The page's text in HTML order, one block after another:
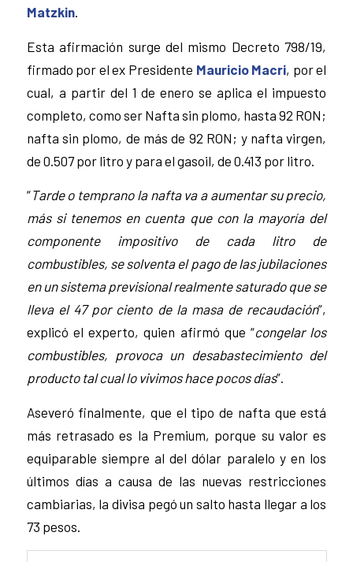
Matzkin.
Esta afirmación surge del mismo Decreto 798/19,
firmado por el ex Presidente Mauricio Macri, por el
cual, a partir del 1 de enero se aplica el impuesto
completo, como ser Nafta sin plomo, hasta 92 RON;
nafta sin plomo, de más de 92 RON; y nafta virgen,
de 0.507 por litro y para el gasoil, de 0.413 por litro.
“Tarde o temprano la nafta va a aumentar su precio,
más si tenemos en cuenta que con la mayoría del
componente impositivo de cada litro de
combustibles, se solventa el pago de las jubilaciones
en un sistema previsional realmente saturado que se
lleva el 47 por ciento de la masa de recaudación”,
explicó el experto, quien afirmó que “congelar los
combustibles, provoca un desabastecimiento del
producto tal cual lo vivimos hace pocos días”.
Aseveró finalmente, que el tipo de nafta que está
más retrasado es la Premium, porque su valor es
equiparable siempre al del dólar paralelo y en los
últimos días a causa de las nuevas restricciones
cambiarias, la divisa pegó un salto hasta llegar a los
73 pesos.